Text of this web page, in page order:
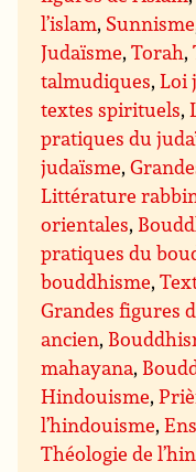
l’islam, Sunnisme
Judaïsme,Torah,
talmudiques,Loi
textes spirituels,
pratiques du
judaïsme,
Littérature
orientales,
pratiques du
bouddhisme,
Grandes figures
ancien,
mahayana,
Hindouisme,
l’hindouisme,
Théologie de